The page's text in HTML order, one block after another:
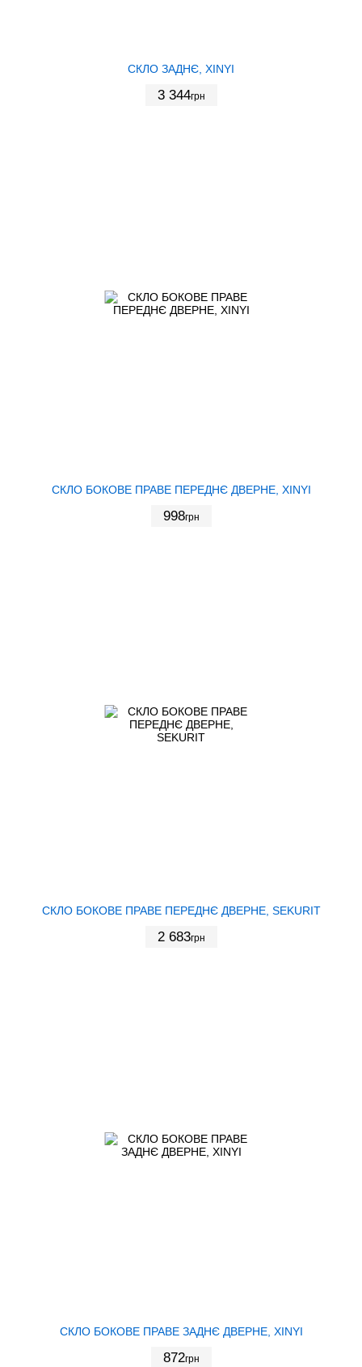
СКЛО ЗАДНЄ, XINYI
3 344грн
СКЛО БОКОВЕ ПРАВЕ ПЕРЕДНЄ ДВЕРНЕ, XINYI
998грн
СКЛО БОКОВЕ ПРАВЕ ПЕРЕДНЄ ДВЕРНЕ, SEKURIT
2 683грн
СКЛО БОКОВЕ ПРАВЕ ЗАДНЄ ДВЕРНЕ, XINYI
872грн